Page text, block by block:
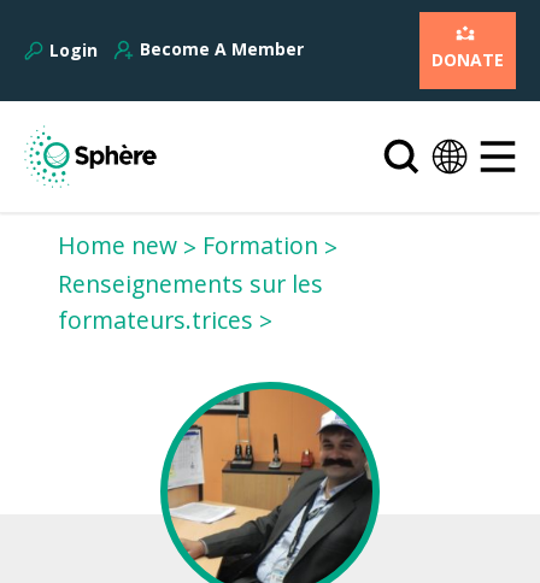
Login Become A Member DONATE
Home new
Formation
Renseignements sur les
formateurs.trices